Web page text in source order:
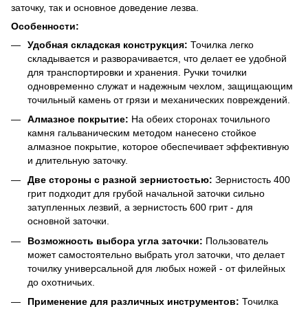
заточку, так и основное доведение лезва.
Особенности:
Удобная складская конструкция: Точилка легко
складывается и разворачивается, что делает ее удобной
для транспортировки и хранения. Ручки точилки
одновременно служат и надежным чехлом, защищающим
точильный камень от грязи и механических повреждений.
Алмазное покрытие: На обеих сторонах точильного
камня гальваническим методом нанесено стойкое
алмазное покрытие, которое обеспечивает эффективную
и длительную заточку.
Две стороны с разной зернистостью: Зернистость 400
грит подходит для грубой начальной заточки сильно
затупленных лезвий, а зернистость 600 грит - для
основной заточки.
Возможность выбора угла заточки: Пользователь
может самостоятельно выбрать угол заточки, что делает
точилку универсальной для любых ножей - от филейных
до охотничьих.
Применение для различных инструментов: Точилка